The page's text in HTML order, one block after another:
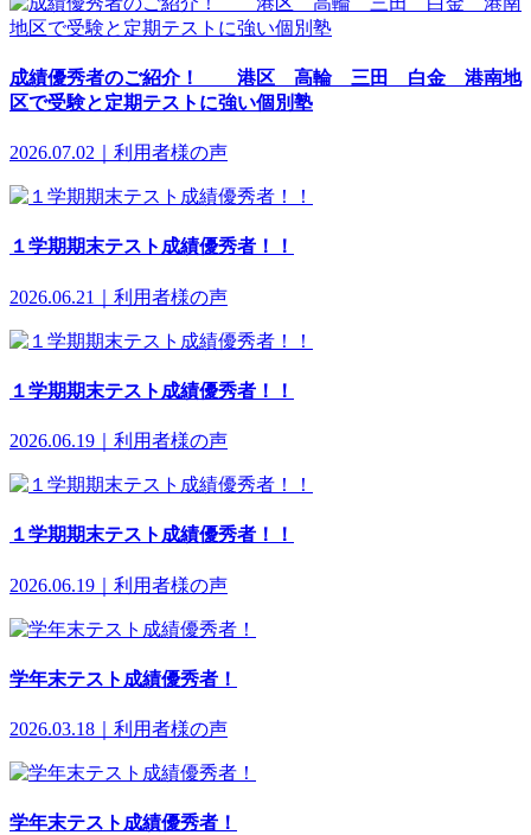
成績優秀者のご紹介！ 港区 高輪 三田 白金 港南地
区で受験と定期テストに強い個別塾
2026.07.02｜利用者様の声
１学期期末テスト成績優秀者！！
2026.06.21｜利用者様の声
１学期期末テスト成績優秀者！！
2026.06.19｜利用者様の声
１学期期末テスト成績優秀者！！
2026.06.19｜利用者様の声
学年末テスト成績優秀者！
2026.03.18｜利用者様の声
学年末テスト成績優秀者！